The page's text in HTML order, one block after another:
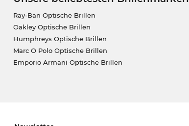
Ray-Ban Optische Brillen
Oakley Optische Brillen
Humphreys Optische Brillen
Marc O Polo Optische Brillen
Emporio Armani Optische Brillen